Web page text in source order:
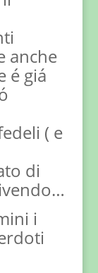
anche
é giá
( e
di
i